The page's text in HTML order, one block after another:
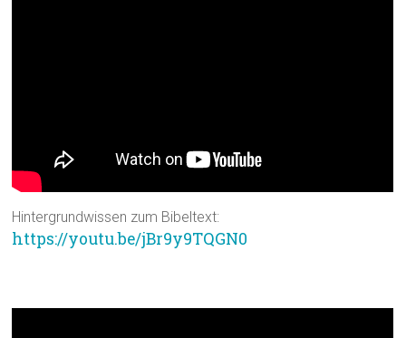
Hintergrundwissen zum Bibeltext:
https://youtu.be/jBr9y9TQGN0